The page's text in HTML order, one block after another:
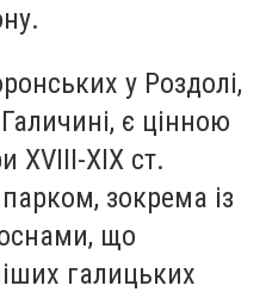
у Роздолі,
є цінною
ХVIII-ХІХ ст.
зокрема із
що
галицьких